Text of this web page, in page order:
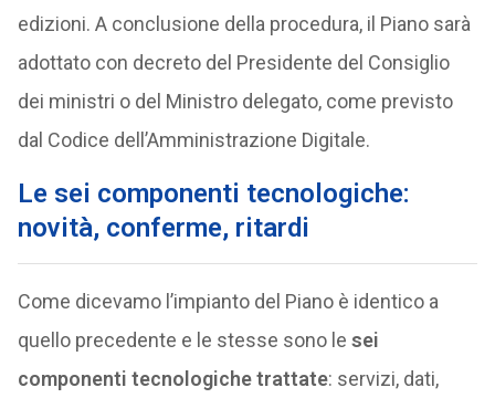
edizioni. A conclusione della procedura, il Piano sarà
adottato con decreto del Presidente del Consiglio
dei ministri o del Ministro delegato, come previsto
dal Codice dell’Amministrazione Digitale.
Le sei componenti tecnologiche:
novità, conferme, ritardi
Come dicevamo l’impianto del Piano è identico a
quello precedente e le stesse sono le sei
componenti tecnologiche trattate: servizi, dati,